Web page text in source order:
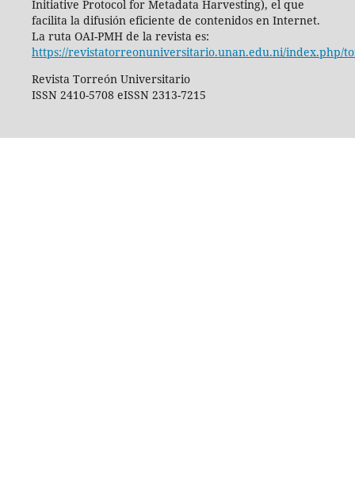
Initiative Protocol for Metadata Harvesting), el que
facilita la difusión eficiente de contenidos en Internet.
La ruta OAI-PMH de la revista es:
https://revistatorreonuniversitario.unan.edu.ni/index.php/
Revista Torreón Universitario
ISSN 2410-5708 eISSN 2313-7215